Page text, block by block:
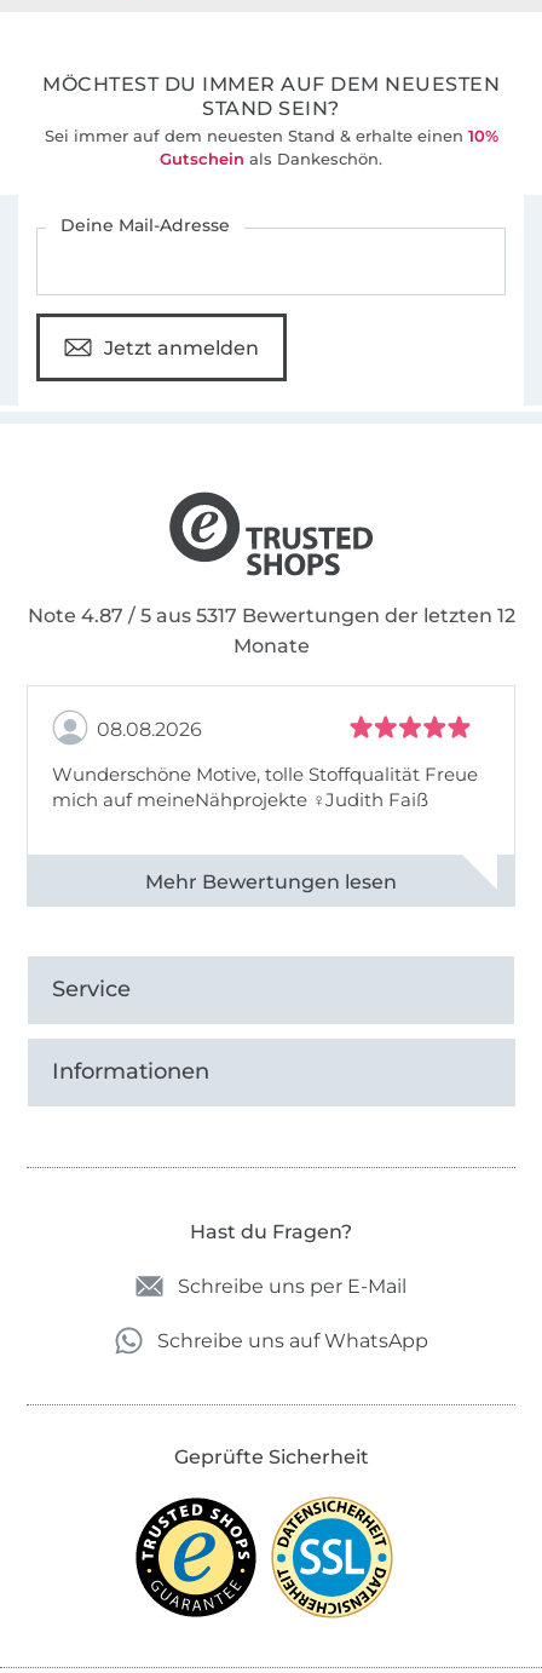
MÖCHTEST DU IMMER AUF DEM NEUESTEN
STAND SEIN?
Sei immer auf dem neuesten Stand & erhalte einen 10%
Gutschein als Dankeschön.
Deine Mail-Adresse
Jetzt anmelden
Note 4.87 / 5 aus 5317 Bewertungen der letzten 12
Monate
08.08.2026
Wunderschöne Motive, tolle Stoffqualität Freue
mich auf meineNähprojekte ♀Judith Faiß
Alle 82990 Bewertungen ansehen
Service
Informationen
Hast du Fragen?
Schreibe uns per E-Mail
Schreibe uns auf WhatsApp
Geprüfte Sicherheit